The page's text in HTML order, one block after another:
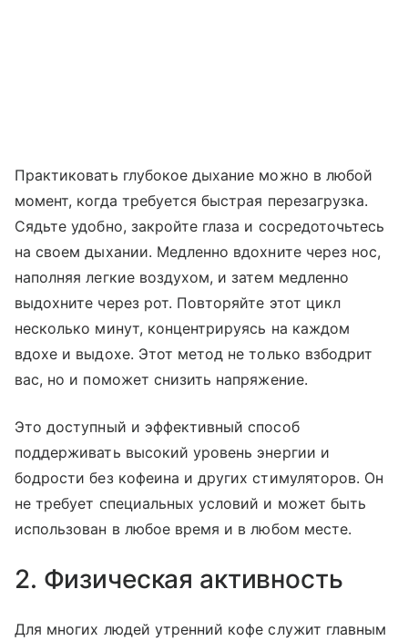
Практиковать глубокое дыхание можно в любой
момент, когда требуется быстрая перезагрузка.
Сядьте удобно, закройте глаза и сосредоточьтесь
на своем дыхании. Медленно вдохните через нос,
наполняя легкие воздухом, и затем медленно
выдохните через рот. Повторяйте этот цикл
несколько минут, концентрируясь на каждом
вдохе и выдохе. Этот метод не только взбодрит
вас, но и поможет снизить напряжение.
Это доступный и эффективный способ
поддерживать высокий уровень энергии и
бодрости без кофеина и других стимуляторов. Он
не требует специальных условий и может быть
использован в любое время и в любом месте.
2. Физическая активность
Для многих людей утренний кофе служит главным